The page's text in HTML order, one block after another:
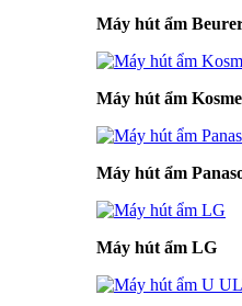
Máy hút ẩm
Máy hút ẩm
Máy hút ẩm
Máy hút ẩm LG